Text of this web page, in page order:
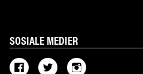
SOSIALE MEDIER